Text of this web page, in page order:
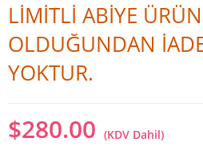
LİMİTLİ ABİYE
OLDUĞUNDAN
YOKTUR.
$280.00 (KDV Dahil)